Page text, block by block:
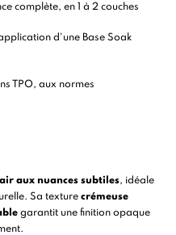
complète, en 1 à 2 couches
d'une Base Soak
TPO, aux normes
aux nuances subtiles, idéale
Sa texturecrémeuse
garantit une finition opaque